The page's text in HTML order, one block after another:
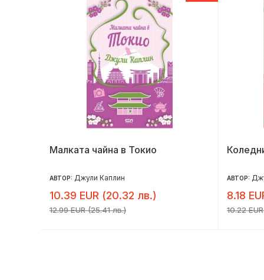
Малката чайна в Токио
АВТОР: Джули Каплин
10.39 EUR (20.32 лв.)
12.99 EUR (25.41 лв.)
АВТОР:
8.18
10.22